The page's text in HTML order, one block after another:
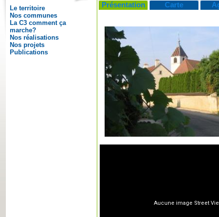
Le territoire
Nos communes
La C3 comment ça
marche?
Nos réalisations
Nos projets
Publications
Présentation Carte